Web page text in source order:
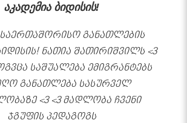
აკადემია ბიდისის!
განათლების
ნათია შათირიშვილს <3
საშუალება ემიგრანტებს
განათლება სასურველ
<3 <3 მადლობა ჩვენი
ჯგუფის პედაგოგს